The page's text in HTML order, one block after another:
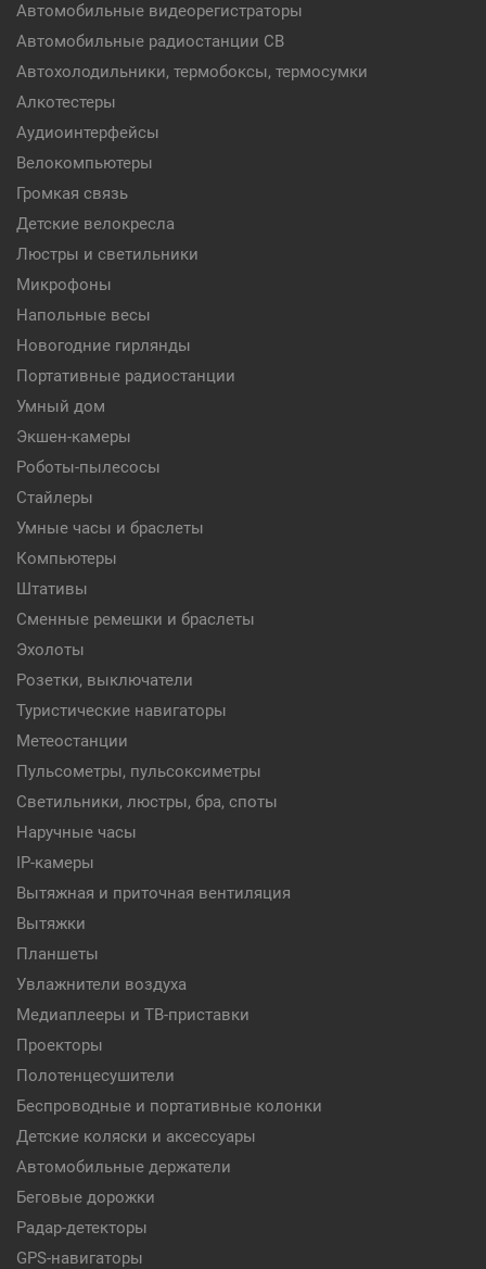
Автомобильные видеорегистраторы
Автомобильные радиостанции CB
Автохолодильники, термобоксы, термосумки
Алкотестеры
Аудиоинтерфейсы
Велокомпьютеры
Громкая связь
Детские велокресла
Люстры и светильники
Микрофоны
Напольные весы
Новогодние гирлянды
Портативные радиостанции
Умный дом
Экшен-камеры
Роботы-пылесосы
Стайлеры
Умные часы и браслеты
Компьютеры
Штативы
Сменные ремешки и браслеты
Эхолоты
Розетки, выключатели
Туристические навигаторы
Метеостанции
Пульсометры, пульсоксиметры
Светильники, люстры, бра, споты
Наручные часы
IP-камеры
Вытяжная и приточная вентиляция
Вытяжки
Планшеты
Увлажнители воздуха
Медиаплееры и ТВ-приставки
Проекторы
Полотенцесушители
Беспроводные и портативные колонки
Детские коляски и аксессуары
Автомобильные держатели
Беговые дорожки
Радар-детекторы
GPS-навигаторы